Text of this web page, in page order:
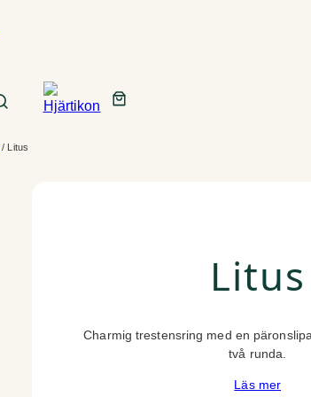
/ Litus
Litus
Charmig trestensring med en
två runda.
Läs mer